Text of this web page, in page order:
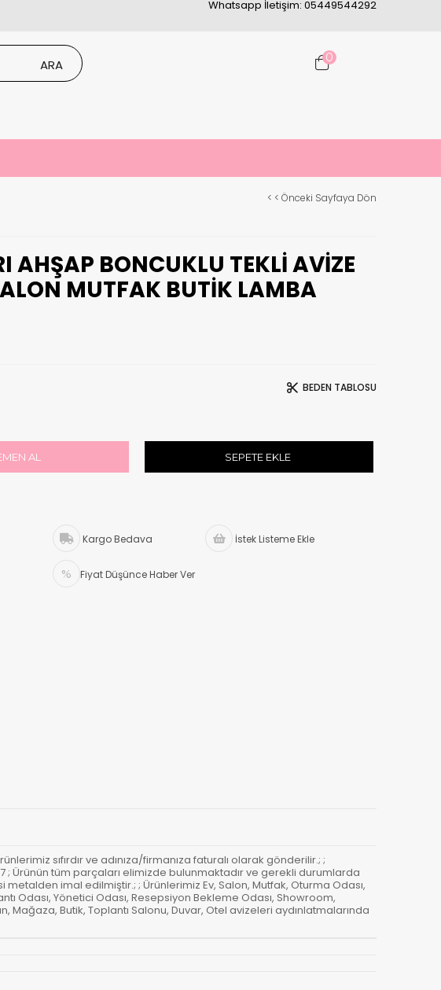
Whatsapp İletişim: 05449544292
0
< < Önceki Sayfaya Dön
AHŞAP BONCUKLU TEKLI AVIZE
MUTFAK BUTIK LAMBA
BEDEN TABLOSU
Kargo Bedava İstek Listeme Ekle
Fiyat Düşünce Haber Ver
sıfırdır ve adınıza/firmanıza faturalı olarak gönderilir.; ;
; Ürünün tüm parçaları elimizde bulunmaktadır ve gerekli durumlarda
imal edilmiştir.; ; Ürünlerimiz Ev, Salon, Mutfak, Oturma Odası,
Odası, Yönetici Odası, Resepsiyon Bekleme Odası, Showroom,
Mağaza, Butik, Toplantı Salonu, Duvar, Otel avizeleri aydınlatmalarında